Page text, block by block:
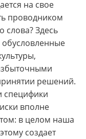
на свое
проводником
слова? Здесь
решений.
специфики
вполне
в целом наша
создает